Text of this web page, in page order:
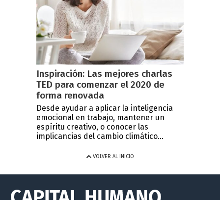
Inspiración: Las mejores charlas
TED para comenzar el 2020 de
forma renovada
Desde ayudar a aplicar la inteligencia
emocional en trabajo, mantener un
espíritu creativo, o conocer las
implicancias del cambio climático...
VOLVER AL INICIO